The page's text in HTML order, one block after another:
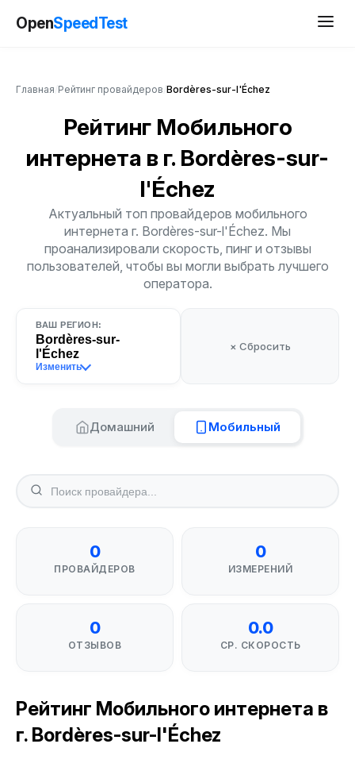
OpenSpeedTest
Главная Рейтинг провайдеров Bordères-sur-l'Échez
Рейтинг Мобильного
интернета в г. Bordères-sur-
l'Échez
Актуальный топ провайдеров мобильного
интернета г. Bordères-sur-l'Échez. Мы
проанализировали скорость, пинг и отзывы
пользователей, чтобы вы могли выбрать лучшего
оператора.
ВАШ РЕГИОН:
Bordères-sur-
l'Échez
Изменить
× Сбросить
Домашний Мобильный
0
ПРОВАЙДЕРОВ
0
ИЗМЕРЕНИЙ
0
ОТЗЫВОВ
0.0
СР. СКОРОСТЬ
Рейтинг Мобильного интернета в
г. Bordères-sur-l'Échez